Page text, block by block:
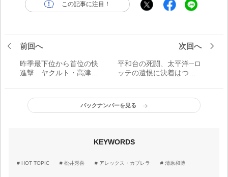
この記事に注目！
前回へ
昨季最下位から首位の快
進撃 ヤクルト・高津臣
「名将」の声が
次回へ
平和台の死闘、太平洋─ロ
ッテの遺恨に決着はつい
回顧1973年編
バックナンバーを見る
KEYWORDS
HOT TOPIC 松井秀喜 アレックス・カブレラ 清原和博